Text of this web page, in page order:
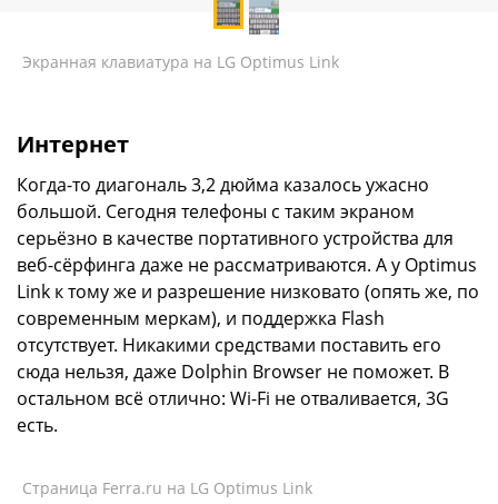
Экранная клавиатура на LG Optimus Link
Интернет
Когда-то диагональ 3,2 дюйма казалось ужасно
большой. Сегодня телефоны с таким экраном
серьёзно в качестве портативного устройства для
веб-сёрфинга даже не рассматриваются. А у Optimus
Link к тому же и разрешение низковато (опять же, по
современным меркам), и поддержка Flash
отсутствует. Никакими средствами поставить его
сюда нельзя, даже Dolphin Browser не поможет. В
остальном всё отлично: Wi-Fi не отваливается, 3G
есть.
Страница Ferra.ru на LG Optimus Link